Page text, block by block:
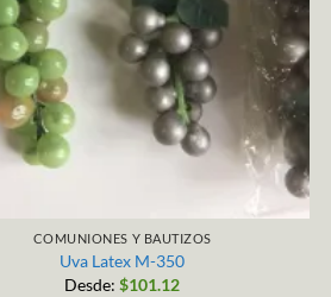
COMUNIONES Y BAUTIZOS
Uva Latex M-350
Desde:$101.12